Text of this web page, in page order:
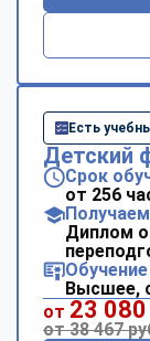
Есть
Детский
Срок
от 256
Диплом
Высшее,
от 23 080
от 38 467